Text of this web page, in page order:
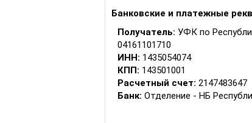
Банковские и платежные
Получатель: УФК по
04161101710
ИНН: 1435054074
КПП: 143501001
Расчетный счет: 2147483647
Банк: Отделение - НБ